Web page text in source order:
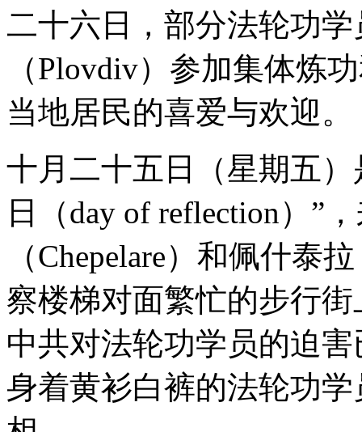
二十六日，部分法轮功
（Plovdiv）参加集体炼
当地居民的喜爱与欢迎。
十月二十五日（星期五
日（day of reflection）”
（Chepelare）和佩什泰
察楼梯对面繁忙的步行
中共对法轮功学员的迫
身着黄衫白裤的法轮功